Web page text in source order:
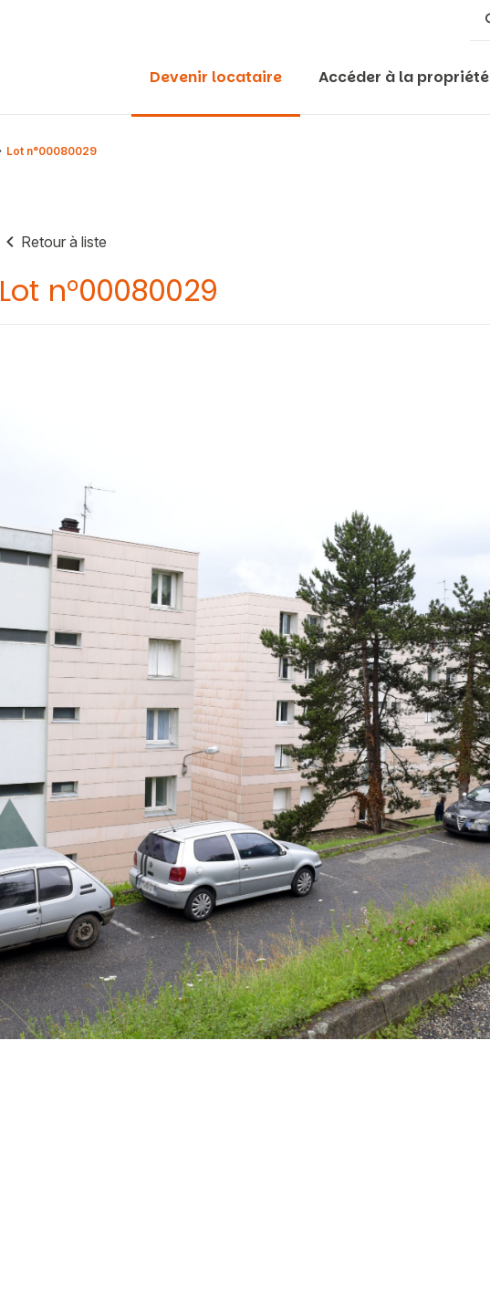
Devenir locataire Accéder à la propriété
Lot n°00080029
Retour à liste
Lot n°00080029